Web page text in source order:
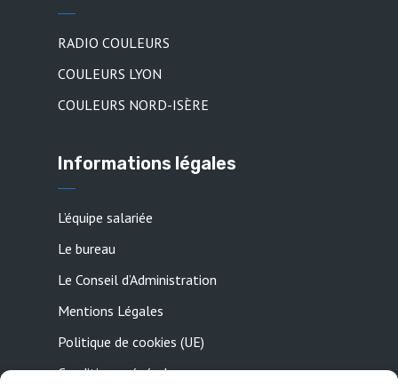
RADIO COULEURS
COULEURS LYON
COULEURS NORD-ISÈRE
Informations légales
L’équipe salariée
Le bureau
Le Conseil d’Administration
Mentions Légales
Politique de cookies (UE)
Conditions générales